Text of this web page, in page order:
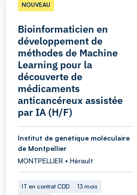
Bioinformaticien en
développement de
méthodes de Machine
Learning pour la
découverte de
médicaments
anticancéreux assistée
par IA (H/F)
NOUVEAU
Institut de génétique moléculaire
de Montpellier
MONTPELLIER • Hérault
IT en contrat CDD
13 mois